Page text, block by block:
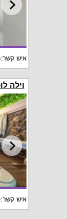
איש קשר:
וילה
איש קשר: